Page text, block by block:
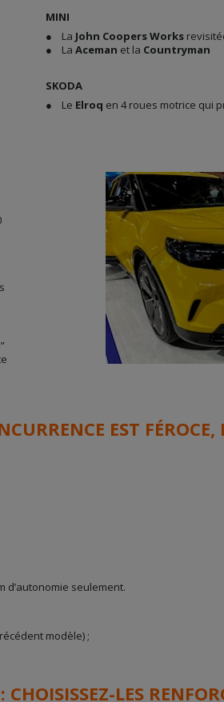
MINI
● La John Coopers Works
● La Aceman et la Countryman
SKODA
● Le Elroq en 4 roues motrice qui
EST FÉROCE,
d’autonomie seulement.
modèle) ;
LES